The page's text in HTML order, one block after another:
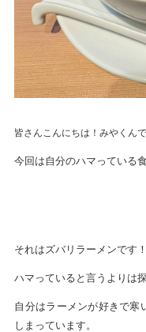
皆さんこんにちは！みやくんで
今回は自分のハマっている
それはズバリラーメンです！
ハマっていると言うよりは
自分はラーメンが好きで寒
しまっています。